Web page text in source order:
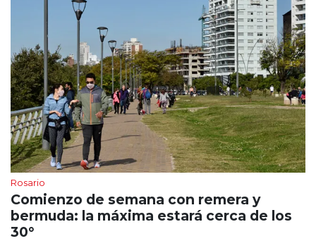
Rosario
Comienzo de semana con remera y
bermuda: la máxima estará cerca de los
30°